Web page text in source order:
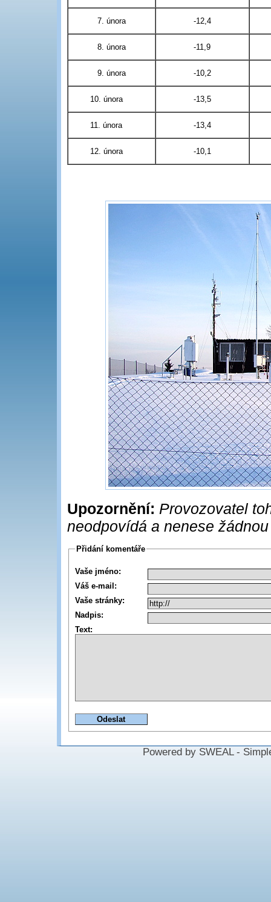
7. února -12,4
8. února -11,9
9. února -10,2
10. února -13,5
11. února -13,4
12. února -10,1
Upozornění: Provozovatel
neodpovídá a nenese
Přidání komentáře
Vaše jméno:
Váš e-mail:
Vaše stránky:
Nadpis:
Text:
Powered by SWEAL -